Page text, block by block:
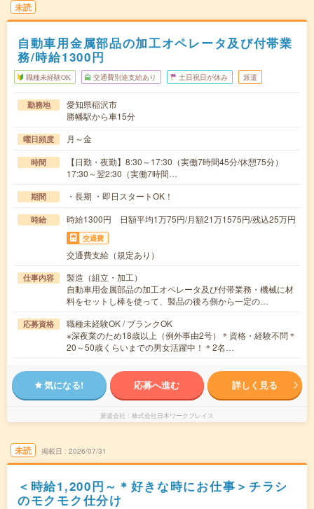
未読
自動車用金属部品の加工オペレータ及び付帯業
務/時給1300円
職種未経験OK 交通費別途支給あり 土日祝日が休み 派遣
勤務地
愛知県稲沢市
勝幡駅から車15分
曜日頻度 月～金
時間
【日勤・夜勤】8:30～17:30（実働7時間45分/休憩75分）
17:30～翌2:30（実働7時間…
期間 ・長期 ・即日スタートOK！
時給 時給1300円 日額平均1万75円/月額21万1575円/残込25万円
交通費
交通費支給（規定あり）
仕事内容
製造（組立・加工）
自動車用金属部品の加工オペレータ及び付帯業務・機械に材
料をセットし棒を使って、製品の後ろ側から一定の…
応募資格
職種未経験OK / ブランクOK
※深夜業のため18歳以上（例外事由2号）＊資格・経験不問＊
20～50歳くらいまでの男女活躍中！＊2名…
気になる! 応募へ進む 詳しく見る
派遣会社 株式会社日本ワークプレイス
未読 掲載日 2026/07/31
＜時給1,200円～＊好きな時にお仕事＞チラシ
のモクモク仕分け